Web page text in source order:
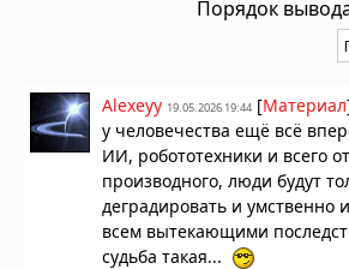
Порядок
Alexeyy 19.05.2026 19:44 [Материал
у человечества ещё всё
ИИ, робототехники и всего
производного, люди будут
деградировать и умственно
всем вытекающими
судьба такая...